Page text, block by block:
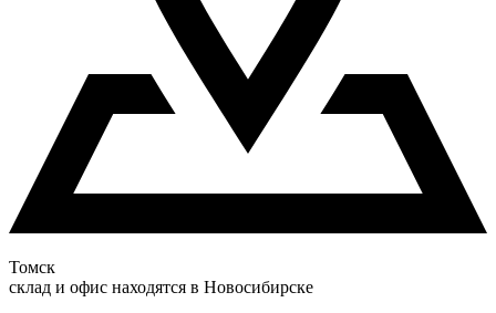
Томск
склад и офис находятся в Новосибирске